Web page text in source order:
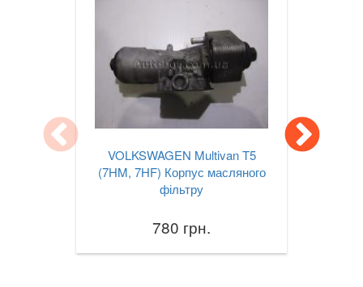
Jetta Mk VI A6 (5C6)
Jetta Mk VII A7
Lupo (6X1, 6E1)
Multivan T5 (7HM, 7HF)
Passat B6 (3С2, 3С5)
Passat B7 (362, 365)
Passat B8 (3G2, 3G5)
VOLKSWAGEN Multivan T5
(7HM, 7HF) Корпус масляного
фільтру
780 грн.